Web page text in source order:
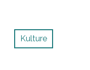
Kulture